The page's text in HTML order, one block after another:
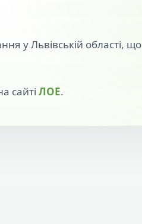
у Львівській області, що
сайті ЛОЕ.